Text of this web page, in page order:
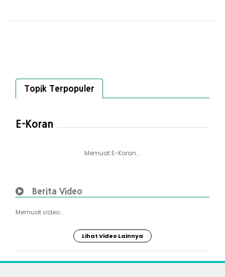
Topik Terpopuler
E-Koran
Memuat E-Koran...
Berita Video
Memuat video...
Lihat Video Lainnya